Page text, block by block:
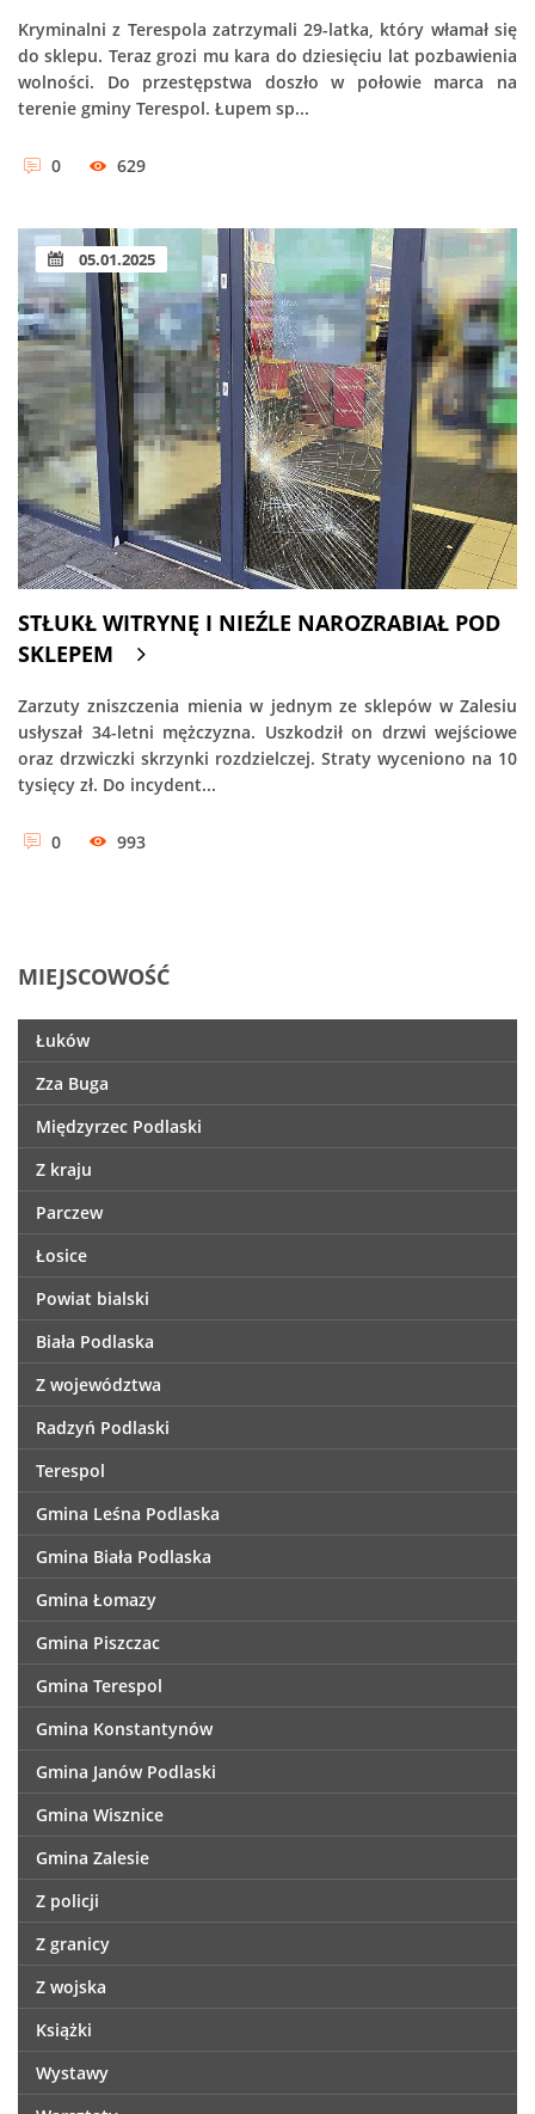
Kryminalni z Terespola zatrzymali 29-latka, który włamał się
do sklepu. Teraz grozi mu kara do dziesięciu lat pozbawienia
wolności. Do przestępstwa doszło w połowie marca na
terenie gminy Terespol. Łupem sp...
0 629
05.01.2025
STŁUKŁ WITRYNĘ I NIEŹLE NAROZRABIAŁ POD
SKLEPEM
Zarzuty zniszczenia mienia w jednym ze sklepów w Zalesiu
usłyszał 34-letni mężczyzna. Uszkodził on drzwi wejściowe
oraz drzwiczki skrzynki rozdzielczej. Straty wyceniono na 10
tysięcy zł. Do incydent...
0 993
MIEJSCOWOŚĆ
Łuków
Zza Buga
Międzyrzec Podlaski
Z kraju
Parczew
Łosice
Powiat bialski
Biała Podlaska
Z województwa
Radzyń Podlaski
Terespol
Gmina Leśna Podlaska
Gmina Biała Podlaska
Gmina Łomazy
Gmina Piszczac
Gmina Terespol
Gmina Konstantynów
Gmina Janów Podlaski
Gmina Wisznice
Gmina Zalesie
Z policji
Z granicy
Z wojska
Książki
Wystawy